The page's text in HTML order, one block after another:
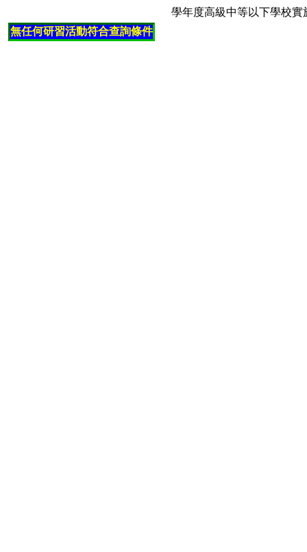
學年度高級中等以下學校
無任何研習活動符合查詢條件